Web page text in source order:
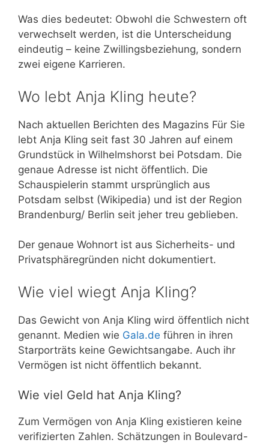
Was dies bedeutet: Obwohl die Schwestern oft
verwechselt werden, ist die Unterscheidung
eindeutig – keine Zwillingsbeziehung, sondern
zwei eigene Karrieren.
Wo lebt Anja Kling heute?
Nach aktuellen Berichten des Magazins Für Sie
lebt Anja Kling seit fast 30 Jahren auf einem
Grundstück in Wilhelmshorst bei Potsdam. Die
genaue Adresse ist nicht öffentlich. Die
Schauspielerin stammt ursprünglich aus
Potsdam selbst (Wikipedia) und ist der Region
Brandenburg/ Berlin seit jeher treu geblieben.
Der genaue Wohnort ist aus Sicherheits- und
Privatsphäregründen nicht dokumentiert.
Wie viel wiegt Anja Kling?
Das Gewicht von Anja Kling wird öffentlich nicht
genannt. Medien wie Gala.de führen in ihren
Starporträts keine Gewichtsangabe. Auch ihr
Vermögen ist nicht öffentlich bekannt.
Wie viel Geld hat Anja Kling?
Zum Vermögen von Anja Kling existieren keine
verifizierten Zahlen. Schätzungen in Boulevard-